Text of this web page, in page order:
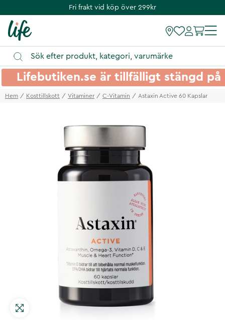
Fri frakt vid köp över 299kr
Lifebutiken.se är tillfälligt stängd
Hem Kosttillskott Vitaminer C-Vitamin Astaxin Active 60 Kapslar